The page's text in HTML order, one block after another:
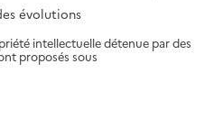
évolutions
intellectuelle détenue par des
proposés sous